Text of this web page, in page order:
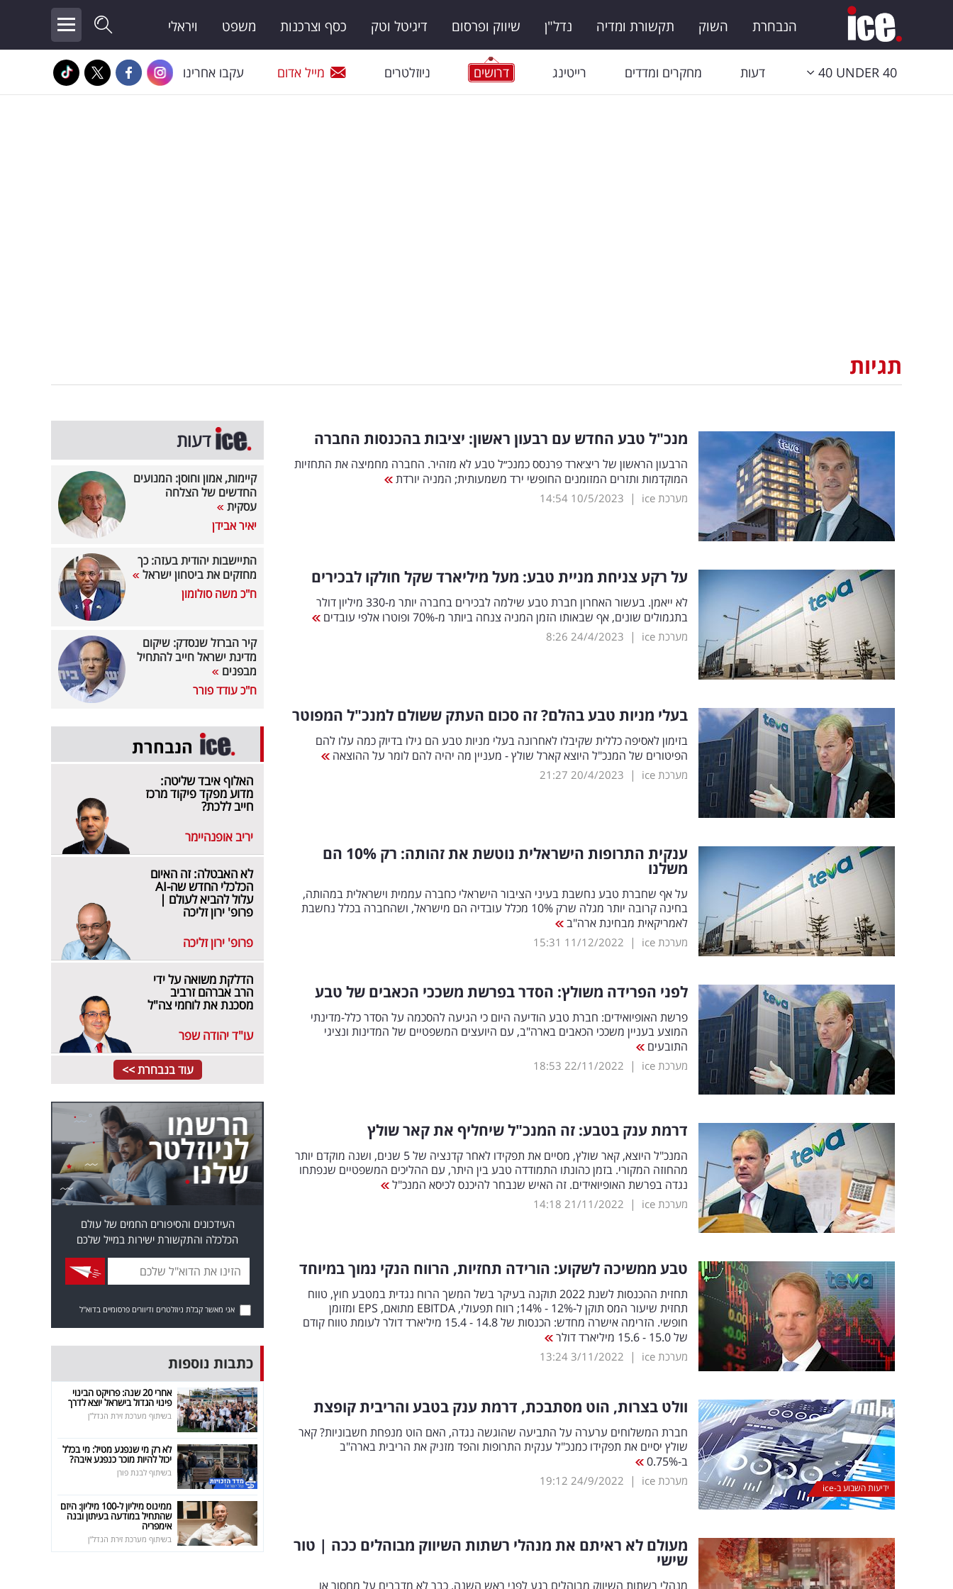
הנבחרת השוק תקשורת ומדיה נדל"ן שיווק ופרסום דיגיטל וטק כסף וצרכנות משפט ויראלי
40 UNDER 40 דעות מחקרים ומדדים רייטינג דרושים ניוזלטרים מייל אדום עקבו אחרינו
תגיות
מנכ"ל טבע החדש עם רבעון ראשון: יציבות בהכנסות החברה
הרבעון הראשון של ריצ׳ארד פרנסס כמנכ״ל טבע לא מזהיר. החברה מחמיצה את התחזיות
המוקדמות ותזרים המזומנים החופשי ירד משמעותית; המניה יורדת
מערכת ice |
10/5/2023
14:54
על רקע צניחת מניית טבע: מעל מיליארד שקל חולקו לבכירים
לא ייאמן. בעשור האחרון חברת טבע שילמה לבכירים בחברה יותר מ-330 מיליון דולר
בתגמולים שונים, אף שבאותו הזמן המניה צנחה ביותר מ-70% ופוטרו אלפי עובדים
מערכת ice |
24/4/2023
8:26
בעלי מניות טבע בהלם? זה סכום העתק ששולם למנכ"ל המפוטר
בזימון לאסיפה כללית שקיבלו לאחרונה בעלי מניות טבע הם גילו בדיוק כמה עלו להם
הפיטורים של המנכ"ל היוצא קארל שולץ - מעניין מה יהיה להם לומר על ההוצאה
מערכת ice |
20/4/2023
21:27
ענקית התרופות הישראלית נוטשת את זהותה: רק 10 % הם
משלנו
על אף שחברת טבע נחשבת בעיני הציבור הישראלי כחברה עממית וישראלית במהותה,
בחינה קרובה יותר מגלה שרק 10% מכלל עובדיה הם מישראל, ושהחברה בכלל נחשבת
לאמריקאית מבחינת ארה"ב
מערכת ice |
11/12/2022
15:31
לפני הפרידה משולץ: הסדר בפרשת משככי הכאבים של טבע
פרשת האופיואידים: חברת טבע הודיעה היום כי הגיעה להסכמה על הסדר כלל-מדינתי
המוצע בעניין משככי הכאבים בארה"ב, עם היועצים המשפטיים של המדינות ונציגי
התובעים
מערכת ice |
22/11/2022
18:53
דרמת ענק בטבע: זה המנכ"ל שיחליף את קאר שולץ
המנכ"ל היוצא, קאר שולץ, מסיים את תפקידו לאחר קדנציה של 5 שנים, ושנה מוקדם יותר
מהחוזה המקורי. בזמן כהונתו התמודדה טבע בין היתר, עם ההליכים המשפטיים שנפתחו
נגדה בפרשת האופיואידים. זה האיש שנבחר להיכנס לכיסא המנכ"ל
מערכת ice |
21/11/2022
14:18
טבע ממשיכה לשקוע: הורידה תחזיות, הרווח הנקי נמוך במיוחד
תחזית ההכנסות לשנת 2022 תוקנה בעיקר בשל המשך הרוח נגדית במטבע חוץ, טווח
תחזית שיעור המס תוקן ל-12% - 14%; רווח תפעולי, EBITDA מתואם, EPS ומזומן
חופשי. הזרימה אישרה מחדש: הכנסות של 14.8 - 15.4 מיליארד דולר לעומת טווח קודם
של 15.0 - 15.6 מיליארד דולר
מערכת ice |
3/11/2022
13:24
ידיעות השבוע ב-ice
וולט בצרות, הוט מסתבכת, דרמת ענק בטבע והריבית קופצת
חברת המשלוחים ערערה על התביעה שהוגשה נגדה, האם הוט מנפחת חשבוניות? קאר
שולץ יסיים את תפקידו כמנכ"ל ענקית התרופות והפד מזניק את הריבית בארה"ב
ב-0.75%
מערכת ice |
24/9/2022
19:12
מעולם לא ראיתם את מנהלי רשתות השיווק מבוהלים ככה | טור
שישי
מנהלי רשתות השיווק מבוהלים רגע לפני ראש השנה. כבר לא מדברים על מחסור או
דעות
קיימות, אמון וחוסן: המנועים
החדשים של הצלחה
עסקית
יאיר אבידן
התיישבות יהודית בעזה: כך
מחזקים את ביטחון ישראל
ח"כ משה סולומון
קיר הברזל שנסדק: שיקום
מדינת ישראל חייב להתחיל
מבפנים
ח"כ עודד פורר
הנבחרת
האלוף איבד שליטה:
מדוע מפקד פיקוד מרכז
חייב ללכת?
יריב אופנהיימר
לא האבטלה: זה האיום
הכלכלי החדש שה-AI
עלול להביא לעולם |
פרופ' ירון זליכה
פרופ' ירון זליכה
הדלקת משואה על ידי
הרב אברהם זרביב
מסכנת את לוחמי צה"ל
עו"ד יהודה שפר
עוד בנבחרת >>
העידכונים והסיפורים החמים של עולם
הכלכלה והתקשורת ישירות במייל שלכם
אני מאשר קבלת ניוזלטרים ודיוורים פרסומיים בדוא"ל
כתבות נוספות
אחרי 20 שנה: פרויקט הבינוי
פינוי הגדול בישראל יוצא לדרך
בשיתוף מערכת זירת הנדל"ן
לא רק מי שנפגע מטיל: מי בכלל
יכול להיות מוכר כנפגע איבה?
בשיתוף לבנת פורן
ממינוס מיליון ל-100 מיליון: היזם
שהתחיל במודעה בעיתון ובנה
אימפריה
בשיתוף מערכת זירת הנדל"ן